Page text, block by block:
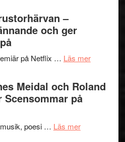
hjärtevarm
–
Delvis
bortom
terräng
–
och ger
på Netflix … Läs merom
–
Meidal och Roland
på
poesi … Läs merom